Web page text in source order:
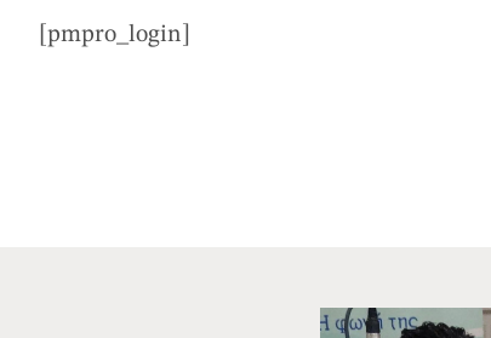
[pmpro_login]